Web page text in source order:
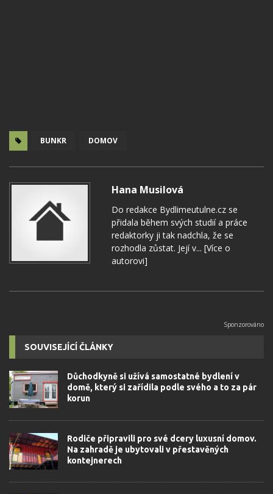
BUNKR DOMOV
Hana Musilová
Do redakce Bydlimeutulne.cz se
přidala během svých studií a práce
redaktorky ji tak nadchla, že se
rozhodla zůstat. Její v... [Více o
autorovi]
SOUVISEJÍCÍ ČLÁNKY
Důchodkyně si užívá samostatné bydlení v
domě, který si zařídila podle svého a to za pár
korun
Rodiče připravili pro své dcery luxusní domov.
Na zahradě je ubytovali v přestavěných
kontejnerech